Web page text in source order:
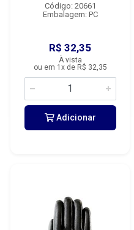
Código: 20661
Embalagem: PC
R$ 32,35
À vista
ou em 1x de R$ 32,35
Adicionar